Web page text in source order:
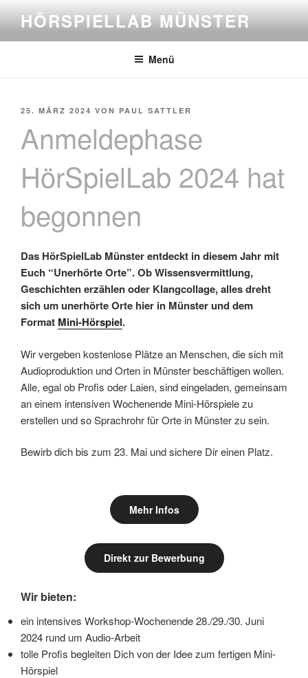
springen
HÖRSPIELLAB MÜNSTER
Menü
VERÖFFENTLICHT
25. MÄRZ 2024 VON PAUL SATTLER
Anmeldephase
HörSpielLab 2024 hat
begonnen
Das HörSpielLab Münster entdeckt in diesem Jahr mit
Euch “Unerhörte Orte”. Ob Wissensvermittlung,
Geschichten erzählen oder Klangcollage, alles dreht
sich um unerhörte Orte hier in Münster und dem
Format Mini-Hörspiel.
Wir vergeben kostenlose Plätze an Menschen, die sich mit
Audioproduktion und Orten in Münster beschäftigen wollen.
Alle, egal ob Profis oder Laien, sind eingeladen, gemeinsam
an einem intensiven Wochenende Mini-Hörspiele zu
erstellen und so Sprachrohr für Orte in Münster zu sein.
Bewirb dich bis zum 23. Mai und sichere Dir einen Platz.
Mehr Infos
Direkt zur Bewerbung
Wir bieten:
ein intensives Workshop-Wochenende 28./29./30. Juni
2024 rund um Audio-Arbeit
tolle Profis begleiten Dich von der Idee zum fertigen Mini-
Hörspiel